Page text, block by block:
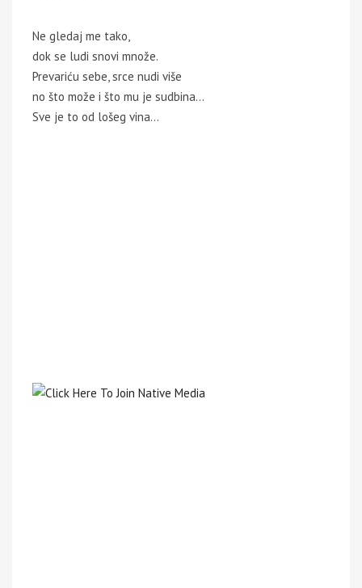
Ne gledaj me tako,
dok se ludi snovi množe.
Prevariću sebe, srce nudi više
no što može i što mu je sudbina…
Sve je to od lošeg vina…